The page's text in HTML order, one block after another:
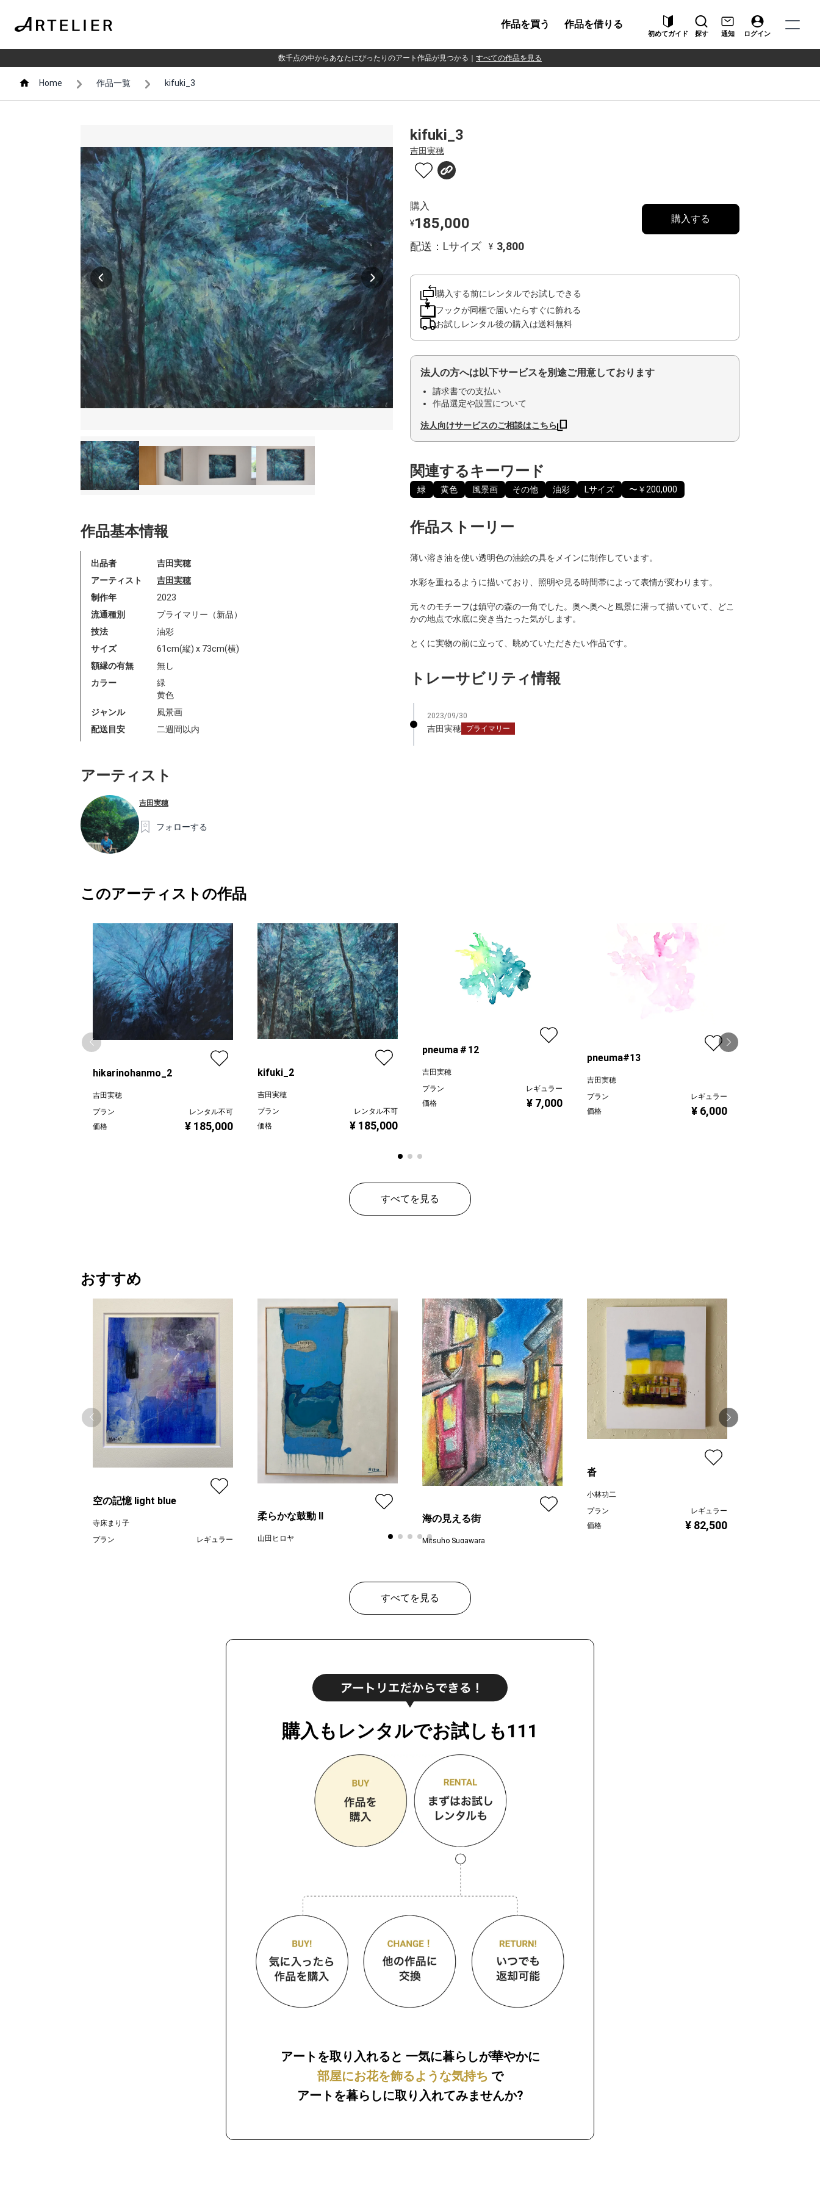
作品を買う 作品を借りる
初めてガイド 探す 通知 ログイン
数千点の中からあなたにぴったりのアート作品が見つかる すべての作品を見る
Home 作品一覧 kifuki_3
作品基本情報
出品者
吉田実穂
アーティスト
吉田実穂
制作年
2023
流通種別
プライマリー（新品）
技法
油彩
サイズ
61cm(縦) x 73cm(横)
額縁の有無
無し
カラー
緑
黄色
ジャンル
風景画
配送目安
二週間以内
アーティスト
吉田実穂
フォローする
kifuki_3
吉田実穂
購入
¥185,000
配送：Lサイズ ¥ 3,800
購入する
購入する前にレンタルでお試しできる
フックが同梱で届いたらすぐに飾れる
お試しレンタル後の購入は送料無料
法人の方へは以下サービスを別途ご用意しております
請求書での支払い
作品選定や設置について
法人向けサービスのご相談はこちら
関連するキーワード
緑 黄色 風景画 その他 油彩 Lサイズ 〜￥200,000
作品ストーリー
薄い溶き油を使い透明色の油絵の具をメインに制作しています。
水彩を重ねるように描いており、照明や見る時間帯によって表情が変わります。
元々のモチーフは鎮守の森の一角でした。奥へ奥へと風景に潜って描いていて、どこ
かの地点で水底に突き当たった気がします。
とくに実物の前に立って、眺めていただきたい作品です。
トレーサビリティ情報
2023/09/30
吉田実穂 プライマリー
このアーティストの作品
hikarinohanmo_2
吉田実穂
プラン
レンタル不可
価格
¥ 185,000
kifuki_2
吉田実穂
プラン
レンタル不可
価格
¥ 185,000
pneuma＃12
吉田実穂
プラン
レギュラー
価格
¥ 7,000
pneuma#13
吉田実穂
プラン
レギュラー
価格
¥ 6,000
すべてを見る
おすすめ
空の記憶 light blue
寺床まり子
プラン
レギュラー
柔らかな鼓動 Ⅱ
山田ヒロヤ
海の見える街
Mitsuho Sugawara
沓
小林功二
プラン
レギュラー
価格
¥ 82,500
すべてを見る
購入もレンタルでお試しも111
アートを取り入れると 一気に暮らしが華やかに
部屋にお花を飾るような気持ち で
アートを暮らしに取り入れてみませんか?